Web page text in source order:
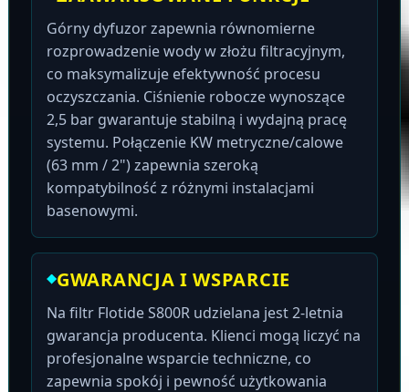
Górny dyfuzor zapewnia równomierne
rozprowadzenie wody w złożu filtracyjnym,
co maksymalizuje efektywność procesu
oczyszczania. Ciśnienie robocze wynoszące
2,5 bar gwarantuje stabilną i wydajną pracę
systemu. Połączenie KW metryczne/calowe
(63 mm / 2") zapewnia szeroką
kompatybilność z różnymi instalacjami
basenowymi.
GWARANCJA I WSPARCIE
Na filtr Flotide S800R udzielana jest 2-letnia
gwarancja producenta. Klienci mogą liczyć na
profesjonalne wsparcie techniczne, co
zapewnia spokój i pewność użytkowania